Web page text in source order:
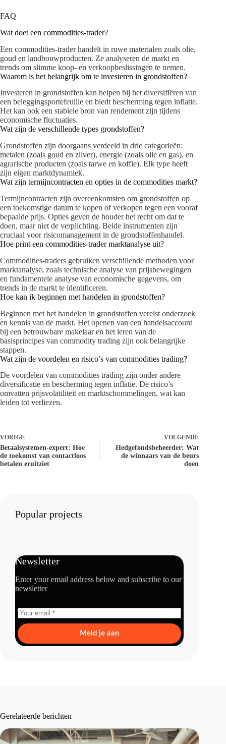
FAQ
Wat doet een commodities-trader?
Een commodities-trader handelt in ruwe materialen zoals olie,
goud en landbouwproducten. Ze analyseren de markt en
trends om slimme koop- en verkoopbeslissingen te nemen.
Waarom is het belangrijk om te investeren in grondstoffen?
Investeren in grondstoffen kan helpen bij het diversifiëren van
een beleggingsportefeuille en biedt bescherming tegen inflatie.
Het kan ook een stabiele bron van rendement zijn tijdens
economische fluctuaties.
Wat zijn de verschillende types grondstoffen?
Grondstoffen zijn doorgaans verdeeld in drie categorieën:
metalen (zoals goud en zilver), energie (zoals olie en gas), en
agrarische producten (zoals tarwe en koffie). Elk type heeft
zijn eigen marktdynamiek.
Wat zijn termijncontracten en opties in de commodities markt?
Termijncontracten zijn overeenkomsten om grondstoffen op
een toekomstige datum te kopen of verkopen tegen een vooraf
bepaalde prijs. Opties geven de houder het recht om dat te
doen, maar niet de verplichting. Beide instrumenten zijn
cruciaal voor risicomanagement in de grondstoffenhandel.
Hoe print een commodities-trader marktanalyse uit?
Commodities-traders gebruiken verschillende methoden voor
marktanalyse, zoals technische analyse van prijsbewegingen
en fundamentele analyse van economische gegevens, om
trends in de markt te identificeren.
Hoe kan ik beginnen met handelen in grondstoffen?
Beginnen met het handelen in grondstoffen vereist onderzoek
en kennis van de markt. Het openen van een handelsaccount
bij een betrouwbare makelaar en het leren van de
basisprincipes van commodity trading zijn ook belangrijke
stappen.
Wat zijn de voordelen en risico’s van commodities trading?
De voordelen van commodities trading zijn onder andere
diversificatie en bescherming tegen inflatie. De risico’s
omvatten prijsvolatiliteit en marktschommelingen, wat kan
leiden tot verliezen.
VORIGE
Betaalsystemen-expert: Hoe
de toekomst van contactloos
betalen eruitziet
VOLGENDE
Hedgefondsbeheerder: Wat
de winnaars van de beurs
doen
Popular projects
Newsletter
Enter your email address below and subscribe to our
newsletter
Meld je aan
Gerelateerde berichten